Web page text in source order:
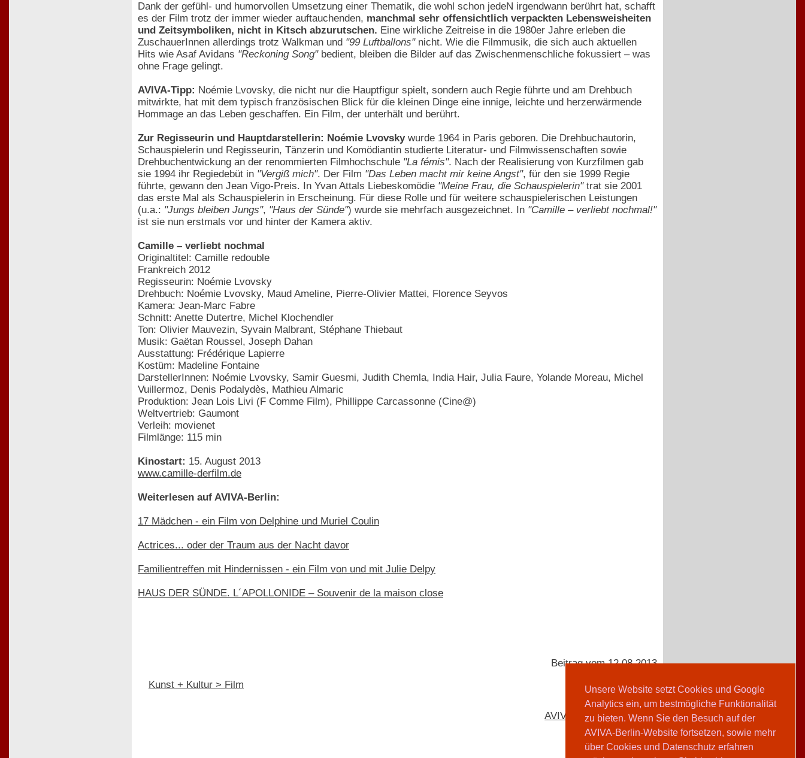
Unsere Website setzt Cookies und Google
Analytics ein, um bestmögliche Funktionalität
zu bieten. Wenn Sie den Besuch auf der
AVIVA-Berlin-Website fortsetzen, sowie mehr
über Cookies und Datenschutz erfahren
Dank der gefühl- und humorvollen Umsetzung einer Thematik, die wohl schon jedeN irgendwann berührt hat, schafft
es der Film trotz der immer wieder auftauchenden, manchmal sehr offensichtlich verpackten Lebensweisheiten
und Zeitsymboliken, nicht in Kitsch abzurutschen. Eine wirkliche Zeitreise in die 1980er Jahre erleben die
ZuschauerInnen allerdings trotz Walkman und "99 Luftballons"nicht. Wie die Filmmusik, die sich auch aktuellen
Hits wie Asaf Avidans "Reckoning Song"bedient, bleiben die Bilder auf das Zwischenmenschliche fokussiert – was
ohne Frage gelingt.
AVIVA-Tipp: Noémie Lvovsky, die nicht nur die Hauptfigur spielt, sondern auch Regie führte und am Drehbuch
mitwirkte, hat mit dem typisch französischen Blick für die kleinen Dinge eine innige, leichte und herzerwärmende
Hommage an das Leben geschaffen. Ein Film, der unterhält und berührt.
Zur Regisseurin und Hauptdarstellerin: Noémie Lvovskywurde 1964 in Paris geboren. Die Drehbuchautorin,
Schauspielerin und Regisseurin, Tänzerin und Komödiantin studierte Literatur- und Filmwissenschaften sowie
Drehbuchentwickung an der renommierten Filmhochschule "La fémis". Nach der Realisierung von Kurzfilmen gab
sie 1994 ihr Regiedebüt in "Vergiß mich". Der Film "Das Leben macht mir keine Angst", für den sie 1999 Regie
führte, gewann den Jean Vigo-Preis. In Yvan Attals Liebeskomödie "Meine Frau, die Schauspielerin"trat sie 2001
das erste Mal als Schauspielerin in Erscheinung. Für diese Rolle und für weitere schauspielerischen Leistungen
(u.a.: "Jungs bleiben Jungs", "Haus der Sünde") wurde sie mehrfach ausgezeichnet. In "Camille – verliebt nochmal!"
ist sie nun erstmals vor und hinter der Kamera aktiv.
Camille – verliebt nochmal
Originaltitel: Camille redouble
Frankreich 2012
Regisseurin: Noémie Lvovsky
Drehbuch: Noémie Lvovsky, Maud Ameline, Pierre-Olivier Mattei, Florence Seyvos
Kamera: Jean-Marc Fabre
Schnitt: Anette Dutertre, Michel Klochendler
Ton: Olivier Mauvezin, Syvain Malbrant, Stéphane Thiebaut
Musik: Gaëtan Roussel, Joseph Dahan
Ausstattung: Frédérique Lapierre
Kostüm: Madeline Fontaine
DarstellerInnen: Noémie Lvovsky, Samir Guesmi, Judith Chemla, India Hair, Julia Faure, Yolande Moreau, Michel
Vuillermoz, Denis Podalydès, Mathieu Almaric
Produktion: Jean Lois Livi (F Comme Film), Phillippe Carcassonne (Cine@)
Weltvertrieb: Gaumont
Verleih: movienet
Filmlänge: 115 min
Kinostart: 15. August 2013
www.camille-derfilm.de
Weiterlesen auf AVIVA-Berlin:
17 Mädchen - ein Film von Delphine und Muriel Coulin
Actrices... oder der Traum aus der Nacht davor
Familientreffen mit Hindernissen - ein Film von und mit Julie Delpy
HAUS DER SÜNDE. L´APOLLONIDE – Souvenir de la maison close
Kunst + Kultur > Film
Beitrag vom 12.08.2013
AVIVA-Redaktion